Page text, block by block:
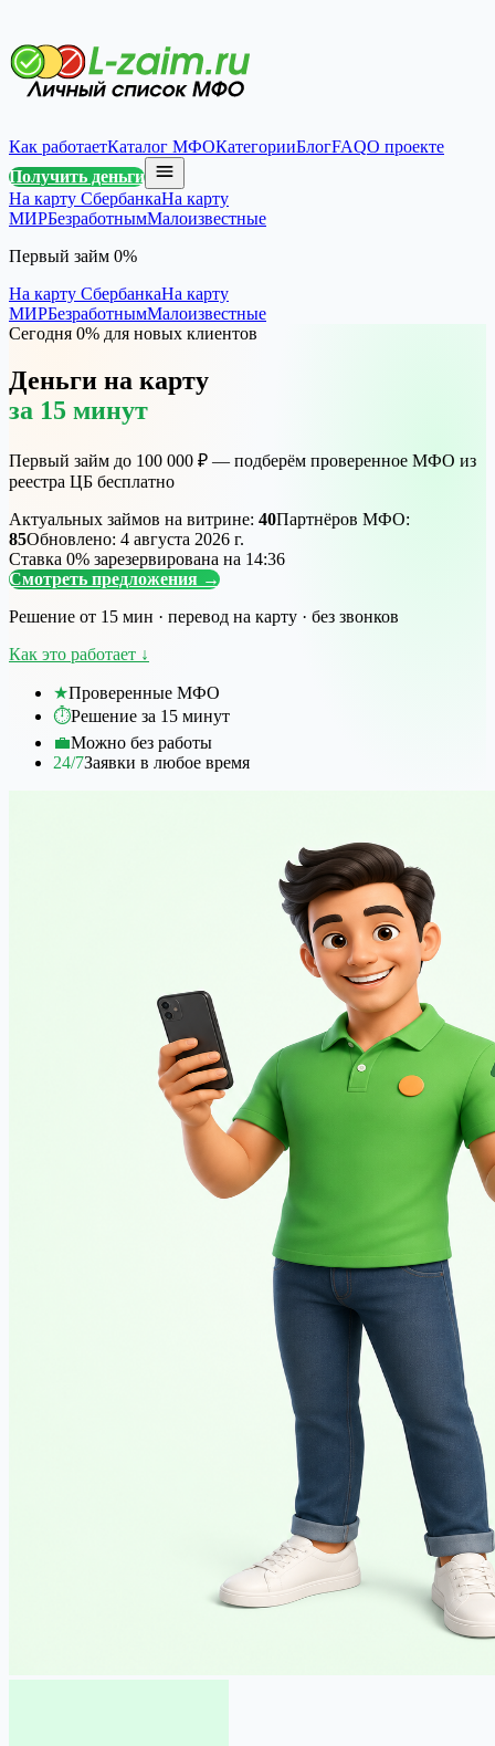
Как работаетКаталог МФОКатегорииБлогFAQО проекте
Получить деньги
На карту СбербанкаНа карту
МИРБезработнымМалоизвестные
Первый займ 0%
На карту СбербанкаНа карту
МИРБезработнымМалоизвестные
Сегодня 0% для новых клиентов
Деньги на карту
за 15 минут
Первый займ до 100 000 ₽ — подберём проверенное МФО из
реестра ЦБ бесплатно
Актуальных займов на витрине: 40Партнёров МФО:
85Обновлено: 4 августа 2026 г.
Ставка 0% зарезервирована на 14:36
Смотреть предложения →
Решение от 15 мин · перевод на карту · без звонков
Как это работает ↓
★Проверенные МФО
⏱Решение за 15 минут
💼Можно без работы
24/7Заявки в любое время